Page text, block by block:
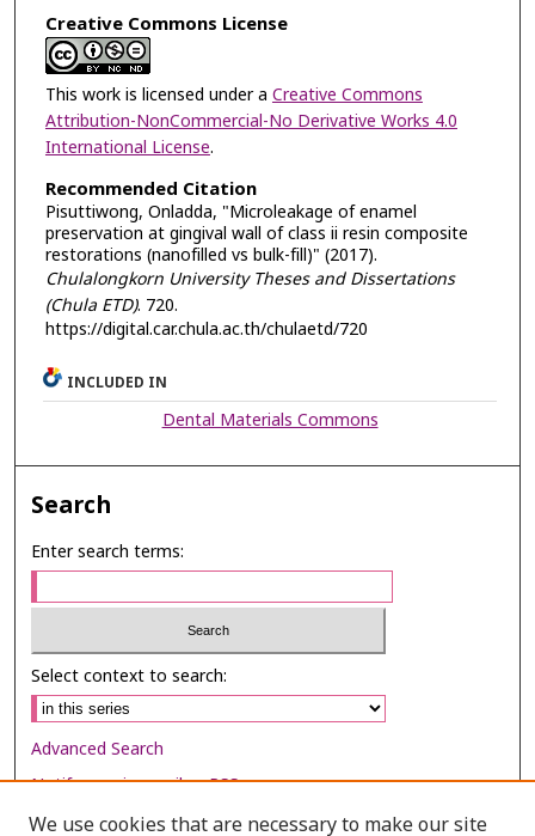
Creative Commons License
This work is licensed under a Creative Commons
Attribution-NonCommercial-No Derivative Works 4.0
International License.
Recommended Citation
Pisuttiwong, Onladda, "Microleakage of enamel
preservation at gingival wall of class ii resin composite
restorations (nanofilled vs bulk-fill)" (2017).
Chulalongkorn University Theses and Dissertations
(Chula ETD). 720.
https://digital.car.chula.ac.th/chulaetd/720
INCLUDED IN
Dental Materials Commons
Search
Enter search terms:
Select context to search:
Advanced Search
Notify me via email orRSS
We use cookies that are necessary to make our site